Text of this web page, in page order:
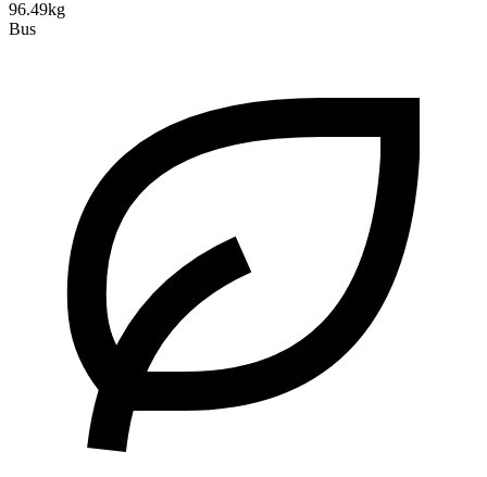
96.49kg
Bus